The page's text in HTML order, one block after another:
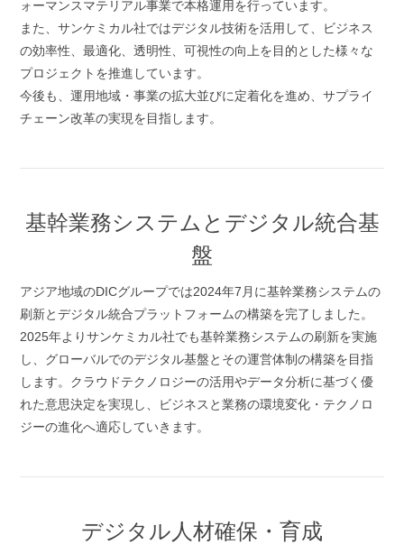
ォーマンスマテリアル事業で本格運用を行っています。
また、サンケミカル社ではデジタル技術を活用して、ビジネス
の効率性、最適化、透明性、可視性の向上を目的とした様々な
プロジェクトを推進しています。
今後も、運用地域・事業の拡大並びに定着化を進め、サプライ
チェーン改革の実現を目指します。
基幹業務システムとデジタル統合基
盤
アジア地域のDICグループでは2024年7月に基幹業務システムの
刷新とデジタル統合プラットフォームの構築を完了しました。
2025年よりサンケミカル社でも基幹業務システムの刷新を実施
し、グローバルでのデジタル基盤とその運営体制の構築を目指
します。クラウドテクノロジーの活用やデータ分析に基づく優
れた意思決定を実現し、ビジネスと業務の環境変化・テクノロ
ジーの進化へ適応していきます。
デジタル人材確保・育成